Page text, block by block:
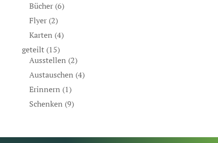
Bücher(6)
Flyer(2)
Karten (4)
geteilt(15)
Ausstellen (2)
Austauschen (4)
Erinnern (1)
Schenken (9)